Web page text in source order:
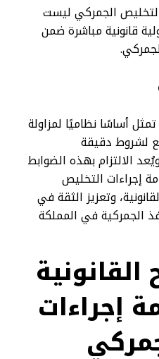
الجمركي ليست
قانونية مباشرة ضمن
أساسًا نظاميًا لمزاولة
لشروط دقيقة
الالتزام بهذه الضوابط
إجراءات التخليص
وتعزيز الثقة في
الجمركية في المملكة
إجراءات